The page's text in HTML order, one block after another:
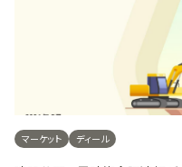
マーケット ディール